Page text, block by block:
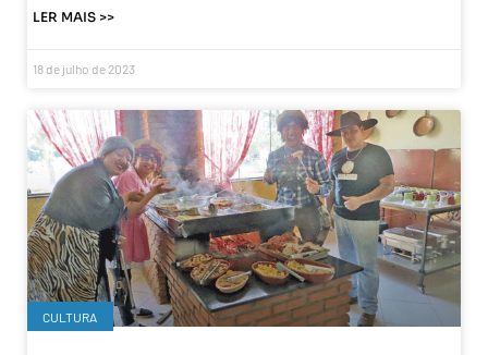
LER MAIS >>
18 de julho de 2023
CULTURA